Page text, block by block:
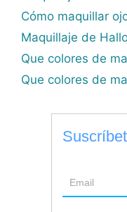
Cómo maquillar
Maquillaje de
Que colores de
Que colores de